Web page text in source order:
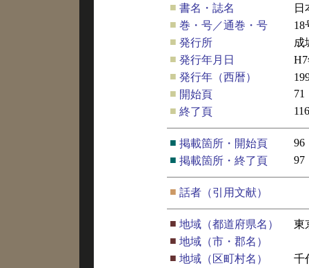
■ 書名・誌名
日
■ 巻・号／通巻・号
18
■ 発行所
成
■ 発行年月日
■ 発行年（西暦）
■ 開始頁
71
■ 終了頁 116
■ 掲載箇所・開始頁
96
■ 掲載箇所・終了頁 97
■ 話者（引用文献）
■ 地域（都道府県名）
東
■ 地域（市・郡名）
■ 地域（区町村名） 千